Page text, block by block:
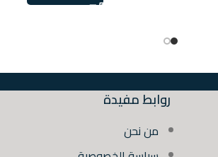
روابط مفيدة
من نحن